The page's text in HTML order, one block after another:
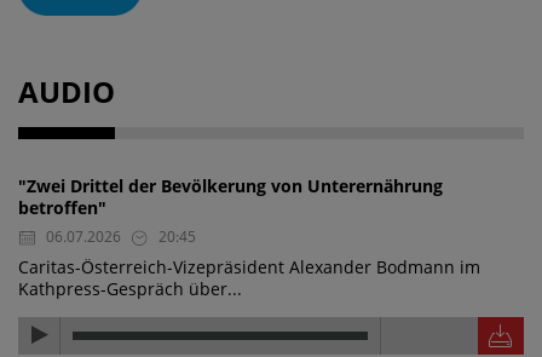
AUDIO
"Zwei Drittel der Bevölkerung von Unterernährung
betroffen"
06.07.2026 20:45
Caritas-Österreich-Vizepräsident Alexander Bodmann im
Kathpress-Gespräch über...